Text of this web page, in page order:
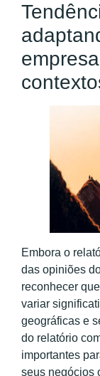
Embora o
das opiniões
reconhecer
variar
geográficas e
do relatório
importantes
seus negócios